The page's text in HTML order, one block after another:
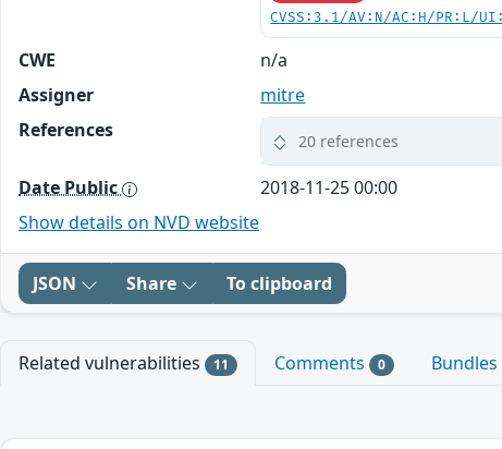
CVSS:3.1/AV:N/AC:H/PR:L/
CWE
n/a
Assigner
mitre
References
20 references
Date Public
2018-11-25 00:00
Show details on NVD website
JSON Share To clipboard
Related vulnerabilities 11 Comments 0 Bundles